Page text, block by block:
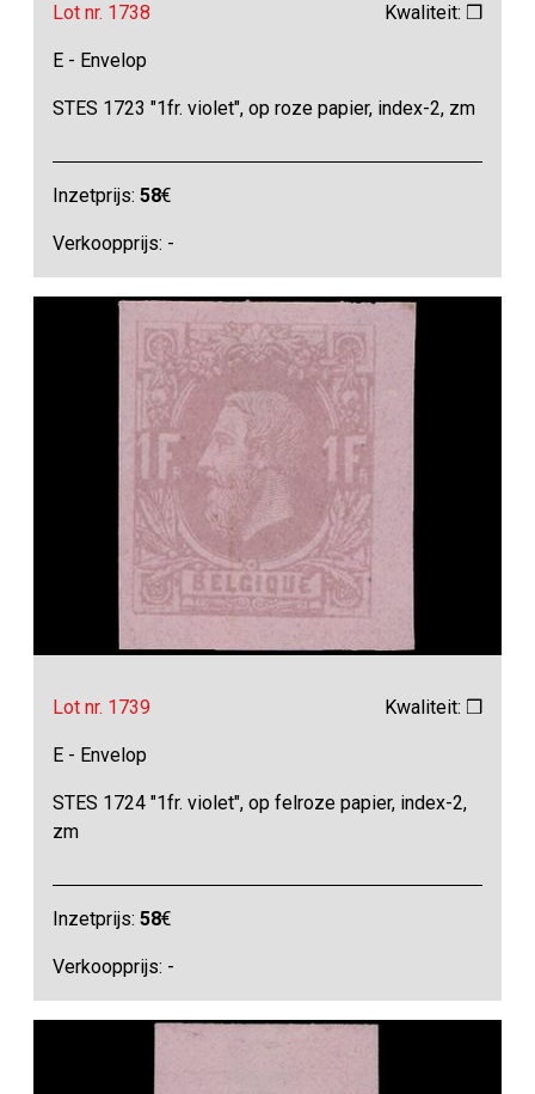
Lot nr. 1738 Kwaliteit: ❒
E - Envelop
STES 1723 "1fr. violet", op roze papier, index-2, zm
Inzetprijs:58€
Verkoopprijs: -
Lot nr. 1739 Kwaliteit: ❒
E - Envelop
STES 1724 "1fr. violet", op felroze papier, index-2,
zm
Inzetprijs:58€
Verkoopprijs: -